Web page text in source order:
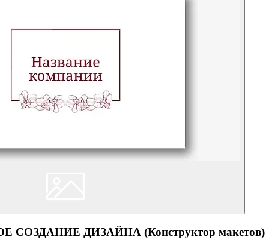
ДИЗАЙНА (Конструктор макетов)